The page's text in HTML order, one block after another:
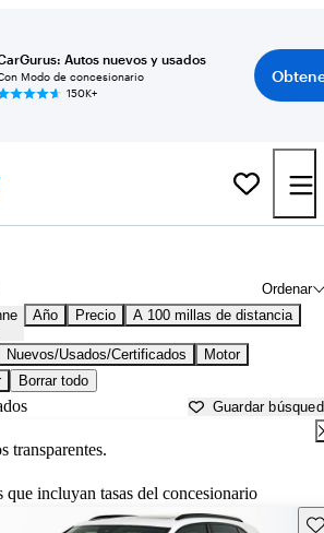
Autos nuevos y usados
Modo de concesionario
150K+
Ordenar
Año Precio A 100 millas de distancia
Nuevos/Usados/Certificados
Motor
Borrar todo
Guardar
transparentes.
que incluyan tasas del concesionario